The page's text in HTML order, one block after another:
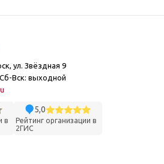
ул. Звёздная 9
Вск: выходной
в
5,0
Рейтинг организации в
2ГИС